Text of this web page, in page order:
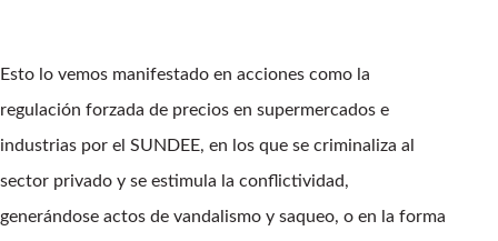
Esto lo vemos manifestado en acciones como la
regulación forzada de precios en supermercados e
industrias por el SUNDEE, en los que se criminaliza al
sector privado y se estimula la conflictividad,
generándose actos de vandalismo y saqueo, o en la forma